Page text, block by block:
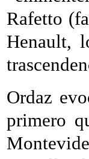
Rafetto
Henault,
Ordaz
primero